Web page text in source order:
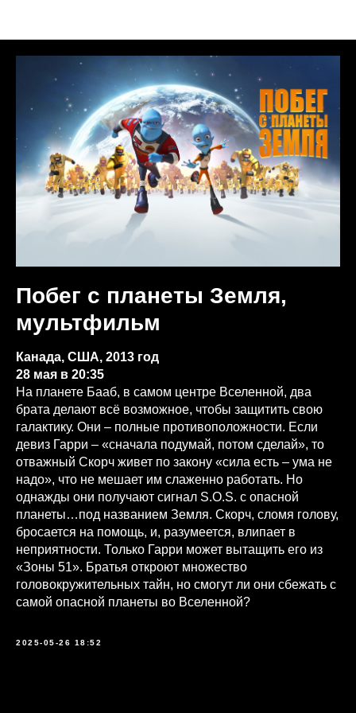
Побег с планеты Земля,
мультфильм
Канада, США, 2013 год
28 мая в 20:35
На планете Бааб, в самом центре Вселенной, два
брата делают всё возможное, чтобы защитить свою
галактику. Они – полные противоположности. Если
девиз Гарри – «сначала подумай, потом сделай», то
отважный Скорч живет по закону «сила есть – ума не
надо», что не мешает им слаженно работать. Но
однажды они получают сигнал S.O.S. с опасной
планеты…под названием Земля. Скорч, сломя голову,
бросается на помощь, и, разумеется, влипает в
неприятности. Только Гарри может вытащить его из
«Зоны 51». Братья откроют множество
головокружительных тайн, но смогут ли они сбежать с
самой опасной планеты во Вселенной?
2025-05-26 18:52